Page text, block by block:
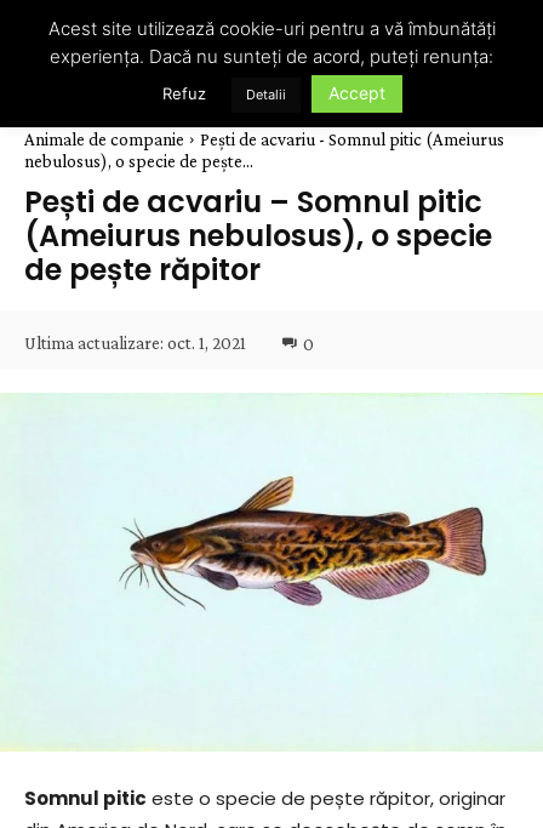
Animale de companie
Pești de acvariu - Somnul pitic (Ameiurus
nebulosus), o specie de pește...
Pești de acvariu – Somnul pitic
(Ameiurus nebulosus), o specie
de pește răpitor
Ultima actualizare: oct. 1, 2021 0
Somnul pitic este o specie de pește răpitor, originar
Acest site utilizează cookie-uri pentru a vă îmbunătăți
experiența. Dacă nu sunteți de acord, puteți renunța:
Refuz Detalii Accept